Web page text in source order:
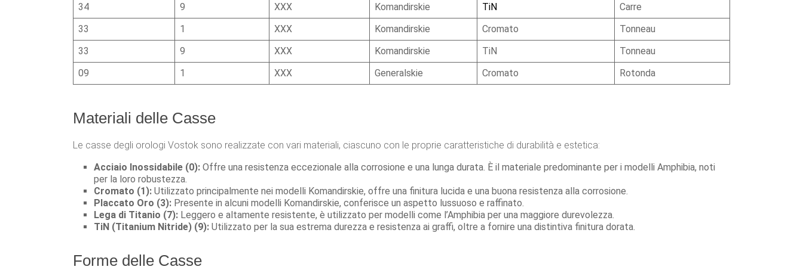
34
9 XXX Komandirskie TiN
Carre
33
1 XXX Komandirskie Cromato
Tonneau
33
9 XXX Komandirskie TiN
Tonneau
09
1 XXX Generalskie Cromato Rotonda
Materiali delle Casse
Le casse degli orologi Vostok sono realizzate con vari materiali, ciascuno con le proprie caratteristiche di durabilità e estetica:
Acciaio Inossidabile (0): Offre una resistenza eccezionale alla corrosione e una lunga durata. È il materiale predominante per i modelli Amphibia, noti
per la loro robustezza.
Cromato (1): Utilizzato principalmente nei modelli Komandirskie, offre una finitura lucida e una buona resistenza alla corrosione.
Placcato Oro (3): Presente in alcuni modelli Komandirskie, conferisce un aspetto lussuoso e raffinato.
Lega di Titanio (7): Leggero e altamente resistente, è utilizzato per modelli come l’Amphibia per una maggiore durevolezza.
TiN (Titanium Nitride) (9): Utilizzato per la sua estrema durezza e resistenza ai graffi, oltre a fornire una distintiva finitura dorata.
Forme delle Casse